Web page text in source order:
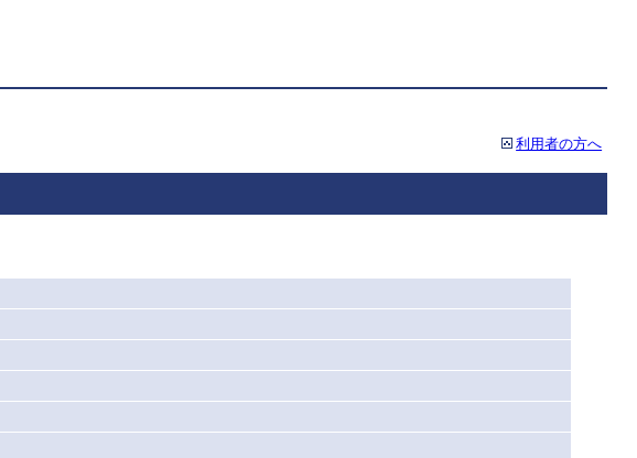
利用者の方へ